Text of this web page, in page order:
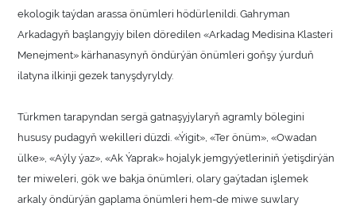
ekologik taýdan arassa önümleri hödürlenildi. Gahryman
Arkadagyň başlangyjy bilen döredilen «Arkadag Medisina Klasteri
Menejment» kärhanasynyň öndürýän önümleri goňşy ýurduň
ilatyna ilkinji gezek tanyşdyryldy.
Türkmen tarapyndan sergä gatnaşyjylaryň agramly bölegini
hususy pudagyň wekilleri düzdi. «Ýigit», «Ter önüm», «Owadan
ülke», «Aýly ýaz», «Ak Ýaprak» hojalyk jemgyýetleriniň ýetişdirýän
ter miweleri, gök we bakja önümleri, olary gaýtadan işlemek
arkaly öndürýän gaplama önümleri hem-de miwe suwlary